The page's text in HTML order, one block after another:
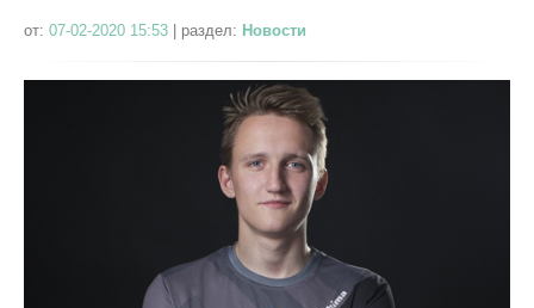
от: 07-02-2020 15:53 раздел: Новости